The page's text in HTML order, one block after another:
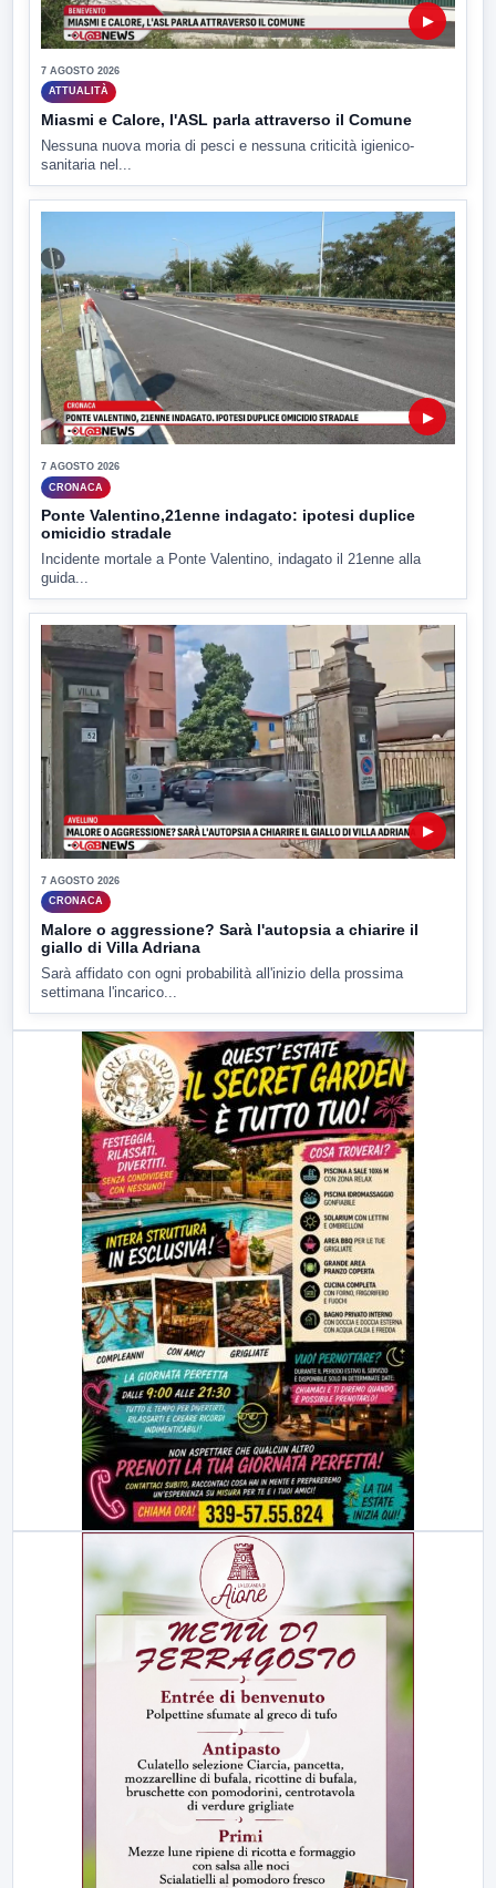
▶
7 AGOSTO 2026
ATTUALITÀ
Miasmi e Calore, l'ASL parla attraverso il Comune
Nessuna nuova moria di pesci e nessuna criticità igienico-
sanitaria nel...
▶
7 AGOSTO 2026
CRONACA
Ponte Valentino,21enne indagato: ipotesi duplice
omicidio stradale
Incidente mortale a Ponte Valentino, indagato il 21enne alla
guida...
▶
7 AGOSTO 2026
CRONACA
Malore o aggressione? Sarà l'autopsia a chiarire il
giallo di Villa Adriana
Sarà affidato con ogni probabilità all'inizio della prossima
settimana l'incarico...